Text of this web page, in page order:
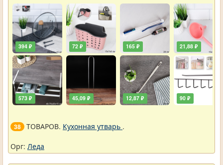
394 ₽
573 ₽
72 ₽
45,09 ₽
165 ₽
12,87 ₽
21,88 ₽
90 ₽
38 ТОВАРОВ. Кухонная утварь .
Орг: Леда